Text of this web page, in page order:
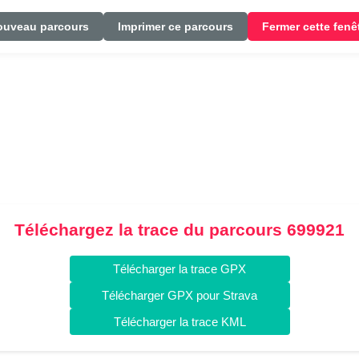
parcours Imprimer ce parcours Fermer cette
Téléchargez la trace du parcours 699921
Télécharger la trace GPX
Télécharger GPX pour Strava
Télécharger la trace KML